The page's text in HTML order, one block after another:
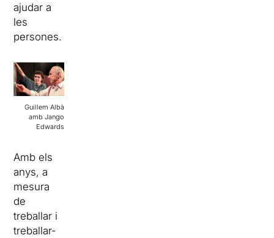
ajudar a
les
persones.
Guillem Albà
amb Jango
Edwards
Amb els
anys, a
mesura
de
treballar i
treballar-